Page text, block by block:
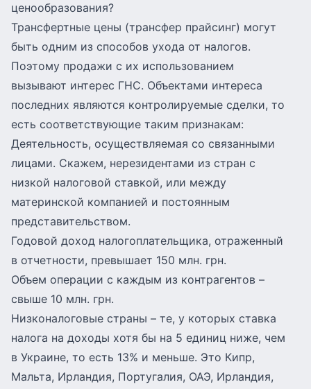
ценообразования?
Трансфертные цены (трансфер прайсинг) могут
быть одним из способов ухода от налогов.
Поэтому продажи с их использованием
вызывают интерес ГНС. Объектами интереса
последних являются контролируемые сделки, то
есть соответствующие таким признакам:
Деятельность, осуществляемая со связанными
лицами. Скажем, нерезидентами из стран с
низкой налоговой ставкой, или между
материнской компанией и постоянным
представительством.
Годовой доход налогоплательщика, отраженный
в отчетности, превышает 150 млн. грн.
Объем операции с каждым из контрагентов –
свыше 10 млн. грн.
Низконалоговые страны – те, у которых ставка
налога на доходы хотя бы на 5 единиц ниже, чем
в Украине, то есть 13% и меньше. Это Кипр,
Мальта, Ирландия, Португалия, ОАЭ, Ирландия,